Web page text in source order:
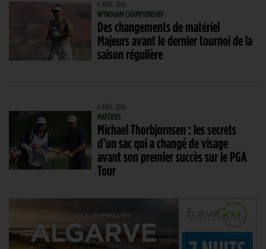
6 AOÛT. 2026
WYNDHAM CHAMPIONSHIP
Des changements de matériel
Majeurs avant le dernier tournoi de la
saison régulière
6 AOÛT. 2026
MATÉRIEL
Michael Thorbjornsen : les secrets
d’un sac qui a changé de visage
avant son premier succès sur le PGA
Tour